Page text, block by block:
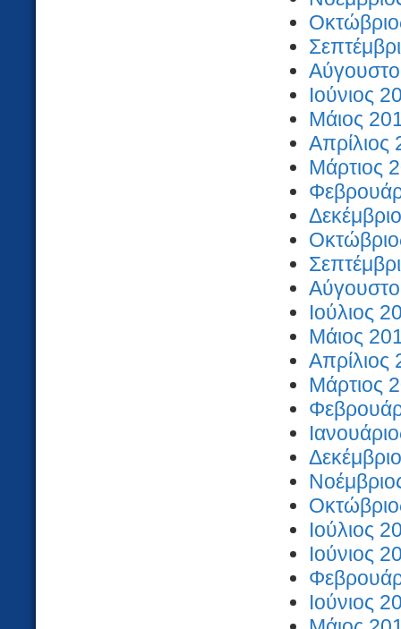
Ιούνιος
Μάιος
Απρίλιος
Μάρτιος
Ιούλιος
Μάιος
Απρίλιος
Μάρτιος
Ιούλιος
Ιούνιος
Ιούνιος